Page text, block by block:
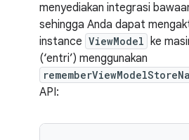
menyediakan integrasi
sehingga Anda dapat
instance ViewModel ke
(‘entri’) menggunakan
API: